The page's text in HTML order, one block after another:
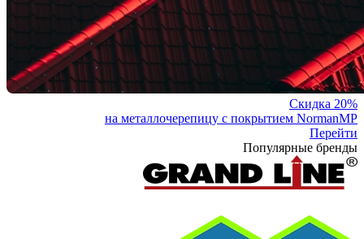
Скидка 20%
на металлочерепицу с покрытием NormanMP
Перейти
Популярные бренды